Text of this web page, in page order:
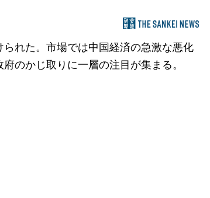
れた。市場では中国経済の急激な悪化
府のかじ取りに一層の注目が集まる。